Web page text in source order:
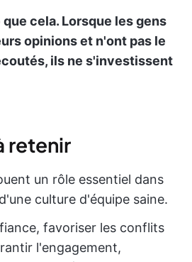
cela. Lorsque les gens
opinions et n'ont pas le
ils ne s'investissent
retenir
un rôle essentiel dans
culture d'équipe saine.
favoriser les conflits
l'engagement,